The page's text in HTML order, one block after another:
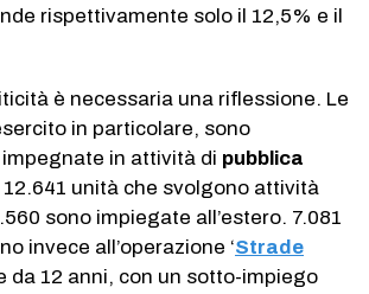
rispettivamente solo il 12,5% e il
è necessaria una riflessione. Le
in particolare, sono
in attività di pubblica
12.641 unità che svolgono attività
sono impiegate all’estero. 7.081
invece all’operazione ‘Strade
da 12 anni, con un sotto-impiego